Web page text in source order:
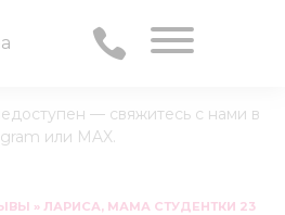
— свяжитесь с нами в
или MAX.
» ЛАРИСА, МАМА СТУДЕНТКИ 23